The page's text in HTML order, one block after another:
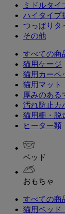
ミドルタイ
ハイタイプ
つっぱりタ
その他
すべての商
猫用ケージ
猫用カーペ
猫用マット
厚みのある
汚れ防止カ
猫用柵・脱
ヒーター類
ベッド
おもちゃ
すべての商
猫用ベッド